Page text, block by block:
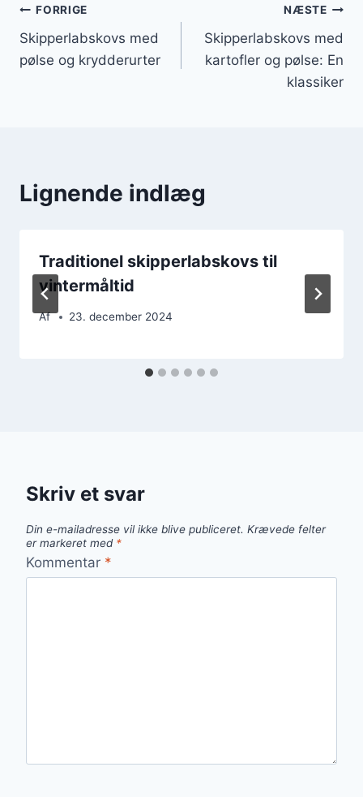
Indlægsnavigation
FORRIGE
Skipperlabskovs med
pølse og krydderurter
NÆSTE
Skipperlabskovs med
kartofler og pølse: En
klassiker
Lignende indlæg
Traditionel skipperlabskovs til
vintermåltid
Af 23. december 2024
Skriv et svar
Din e-mailadresse vil ikke blive publiceret. Krævede felter
er markeret med *
Kommentar *